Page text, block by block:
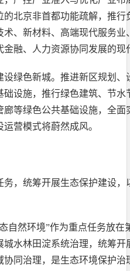
北京非首都功能疏解，推
、新材料、高端现代服务
金融、人力资源协同发展的现
设绿色新城。推进新区规划
设施，推行绿色建筑、节
等绿色公共基础设施，全
营模式将蔚然成风。
务，统筹开展生态保护建设
自然环境”作为重点任务放
城水林田淀系统治理，统筹
协同治理，是生态环境保护